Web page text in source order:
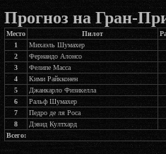
Прогноз на Гран-
Место Пилот
1
Михаэль Шумахер
2
Фернандо Алонсо
3
Фелипе Масса
4
Кими Райкконен
5
Джанкарло Физикелла
6
Ральф Шумахер
7
Педро де ля Роса
8
Дэвид Култхард
Всего: